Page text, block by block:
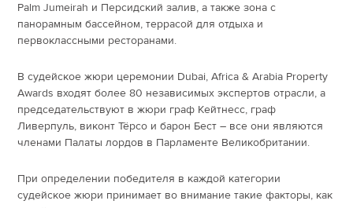
Palm Jumeirah и Персидский залив, а также зона с
панорамным бассейном, террасой для отдыха и
первоклассными ресторанами.
В судейское жюри церемонии Dubai, Africa & Arabia Property
Awards входят более 80 независимых экспертов отрасли, а
председательствуют в жюри граф Кейтнесс, граф
Ливерпуль, виконт Тёрсо и барон Бест – все они являются
членами Палаты лордов в Парламенте Великобритании.
При определении победителя в каждой категории
судейское жюри принимает во внимание такие факторы, как